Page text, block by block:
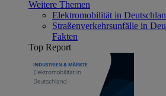
Weitere Themen
Elektromobilität in
Straßenverkehrsunfälle in
Fakten
Top Report